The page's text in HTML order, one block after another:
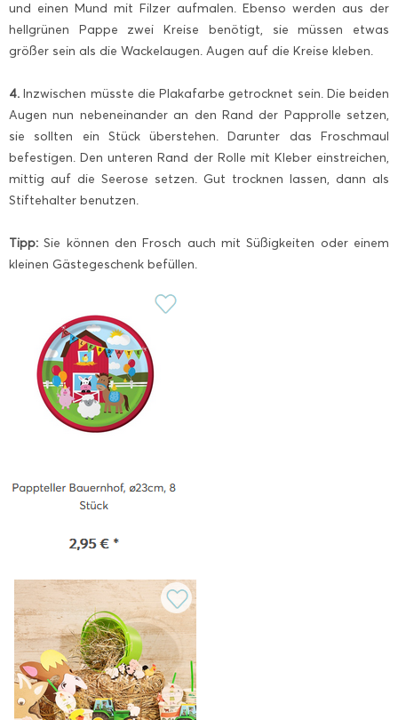
und einen Mund mit Filzer aufmalen. Ebenso werden aus der
hellgrünen Pappe zwei Kreise benötigt, sie müssen etwas
größer sein als die Wackelaugen. Augen auf die Kreise kleben.
4. Inzwischen müsste die Plakafarbe getrocknet sein. Die beiden
Augen nun nebeneinander an den Rand der Papprolle setzen,
sie sollten ein Stück überstehen. Darunter das Froschmaul
befestigen. Den unteren Rand der Rolle mit Kleber einstreichen,
mittig auf die Seerose setzen. Gut trocknen lassen, dann als
Stiftehalter benutzen.
Tipp: Sie können den Frosch auch mit Süßigkeiten oder einem
kleinen Gästegeschenk befüllen.